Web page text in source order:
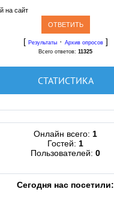
на сайт
[ Результаты· Архив опросов]
Всего ответов: 11325
СТАТИСТИКА
Онлайн всего: 1
Гостей: 1
Пользователей: 0
Cегодня нас посетили: